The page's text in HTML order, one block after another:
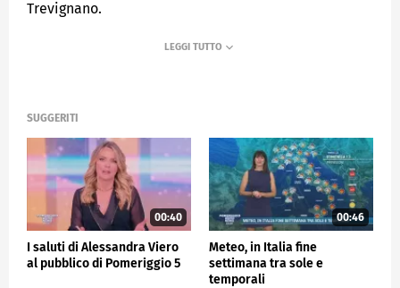
Trevignano.
POMERIGGIO CINQUE
SUGGERITI
00:40
I saluti di Alessandra Viero
al pubblico di Pomeriggio 5
00:46
Meteo, in Italia fine
settimana tra sole e
temporali